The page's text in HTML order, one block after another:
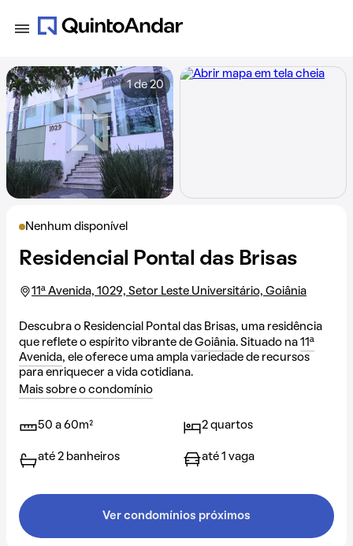
Nenhum disponível
Residencial Pontal das Brisas
11ª Avenida, 1029, Setor Leste Universitário, Goiânia
Descubra o Residencial Pontal das Brisas, uma residência
que reflete o espírito vibrante de Goiânia. Situado na 11ª
Avenida, ele oferece uma ampla variedade de recursos
para enriquecer a vida cotidiana.
Mais sobre o condomínio
50 a 60m² 2 quartos
até 2 banheiros até 1 vaga
Ver condomínios próximos
1 de 20